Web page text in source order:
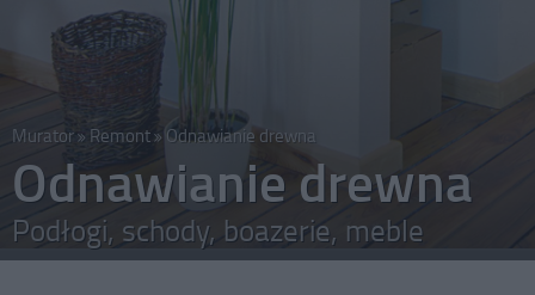
Murator Remont Odnawianie drewna
Odnawianie drewna
Podłogi, schody, boazerie, meble